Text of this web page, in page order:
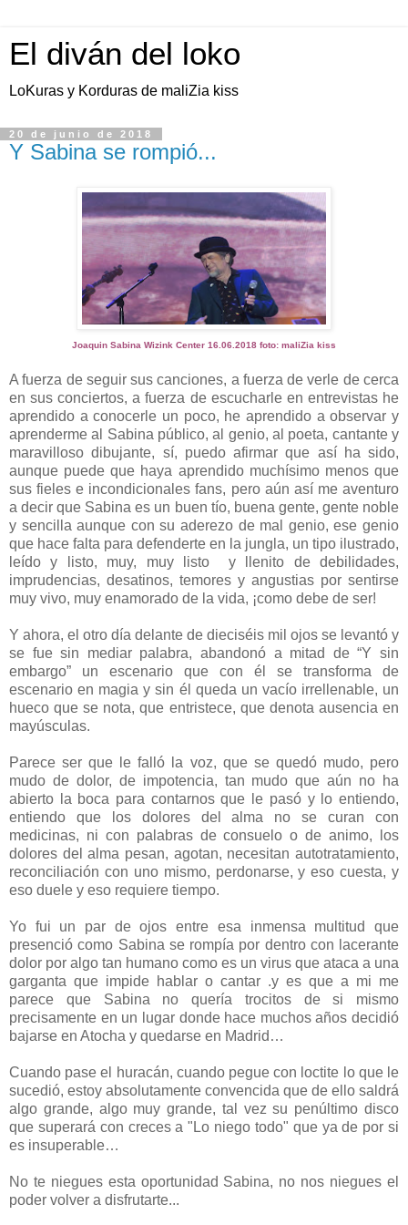
El diván del loko
LoKuras y Korduras de maliZia kiss
20 de junio de 2018
Y Sabina se rompió...
Joaquin Sabina Wizink Center 16.06.2018 foto: maliZia kiss
A fuerza de seguir sus canciones, a fuerza de verle de cerca
en sus conciertos, a fuerza de escucharle en entrevistas he
aprendido a conocerle un poco, he aprendido a observar y
aprenderme al Sabina público, al genio, al poeta, cantante y
maravilloso dibujante, sí, puedo afirmar que así ha sido,
aunque puede que haya aprendido muchísimo menos que
sus fieles e incondicionales fans, pero aún así me aventuro
a decir que Sabina es un buen tío, buena gente, gente noble
y sencilla aunque con su aderezo de mal genio, ese genio
que hace falta para defenderte en la jungla, un tipo ilustrado,
leído y listo, muy, muy listo y llenito de debilidades,
imprudencias, desatinos, temores y angustias por sentirse
muy vivo, muy enamorado de la vida, ¡como debe de ser!
Y ahora, el otro día delante de dieciséis mil ojos se levantó y
se fue sin mediar palabra, abandonó a mitad de “Y sin
embargo” un escenario que con él se transforma de
escenario en magia y sin él queda un vacío irrellenable, un
hueco que se nota, que entristece, que denota ausencia en
mayúsculas.
Parece ser que le falló la voz, que se quedó mudo, pero
mudo de dolor, de impotencia, tan mudo que aún no ha
abierto la boca para contarnos que le pasó y lo entiendo,
entiendo que los dolores del alma no se curan con
medicinas, ni con palabras de consuelo o de animo, los
dolores del alma pesan, agotan, necesitan autotratamiento,
reconciliación con uno mismo, perdonarse, y eso cuesta, y
eso duele y eso requiere tiempo.
Yo fui un par de ojos entre esa inmensa multitud que
presenció como Sabina se rompía por dentro con lacerante
dolor por algo tan humano como es un virus que ataca a una
garganta que impide hablar o cantar .y es que a mi me
parece que Sabina no quería trocitos de si mismo
precisamente en un lugar donde hace muchos años decidió
bajarse en Atocha y quedarse en Madrid…
Cuando pase el huracán, cuando pegue con loctite lo que le
sucedió, estoy absolutamente convencida que de ello saldrá
algo grande, algo muy grande, tal vez su penúltimo disco
que superará con creces a "Lo niego todo" que ya de por si
es insuperable…
No te niegues esta oportunidad Sabina, no nos niegues el
poder volver a disfrutarte...